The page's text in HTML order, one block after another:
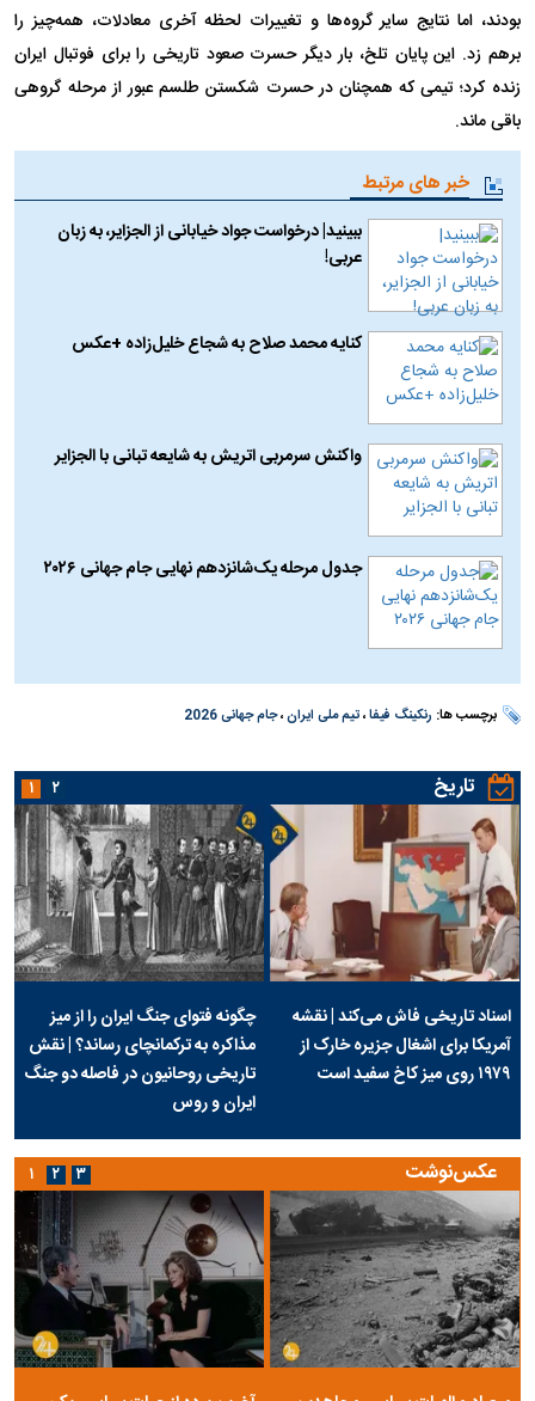
بودند، اما نتایج سایر گروه‌ها و تغییرات لحظه آخری معادلات، همه‌چیز را
برهم زد. این پایان تلخ، بار دیگر حسرت صعود تاریخی را برای فوتبال ایران
زنده کرد؛ تیمی که همچنان در حسرت شکستن طلسم عبور از مرحله گروهی
باقی ماند.
خبر های مرتبط
ببینید| درخواست جواد خیابانی از الجزایر، به زبان
عربی!
کنایه محمد صلاح به شجاع خلیل‌زاده +عکس
واکنش سرمربی اتریش به شایعه تبانی با الجزایر
جدول مرحله یک‌شانزدهم نهایی جام جهانی ۲۰۲۶
برچسب ها: رنکینگ فیفا،تیم ملی ایران،جام جهانی 2026
تاریخ
اسناد تاریخی فاش می‌کند | نقشه
آمریکا برای اشغال جزیره خارک از
۱۹۷۹ روی میز کاخ سفید است
چگونه فتوای جنگ ایران را از میز
مذاکره به ترکمانچای رساند؟ | نقش
تاریخی روحانیون در فاصله دو جنگ
ایران و روس
۱ ۲
عکس‌نوشت ۱ ۲ ۳